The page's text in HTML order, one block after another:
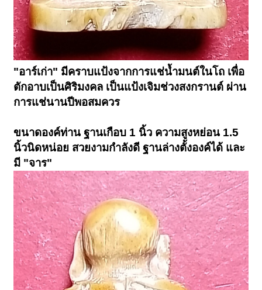
"อาร์เก่า" มีคราบแป้งจากการแช่น้ำมนต์ในโถ เพื่อ
ตักอาบเป็นศิริมงคล เป็นแป้งเจิมช่วงสงกรานต์ ผ่าน
การแช่นานปีพอสมควร
ขนาดองค์ท่าน ฐานเกือบ 1 นิ้ว ความสูงหย่อน 1.5
นิ้วนิดหน่อย สวยงามกำลังดี ฐานล่างตั้งองค์ได้ และ
มี "จาร"